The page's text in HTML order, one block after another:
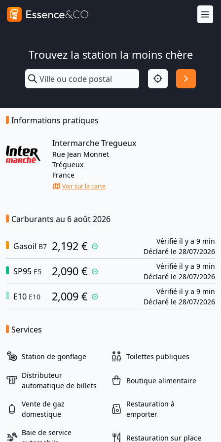
Trouvez la station la moins chère
Informations pratiques
Intermarche Tregueux
Rue Jean Monnet
Trégueux
France
Voir sur la carte
Carburants au 6 août 2026
Gasoil B7 2,192 €
Vérifié il y a 9 min
Déclaré le 28/07/2026
SP95 E5 2,090 €
Vérifié il y a 9 min
Déclaré le 28/07/2026
E10 E10 2,009 €
Vérifié il y a 9 min
Déclaré le 28/07/2026
Services
Station de gonflage Toilettes publiques
Distributeur
automatique de billets
Boutique alimentaire
Vente de gaz
domestique
Restauration à
emporter
Baie de service
Restauration sur place